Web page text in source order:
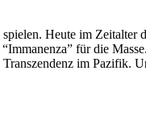
Heute im
für die
im Pazifik.